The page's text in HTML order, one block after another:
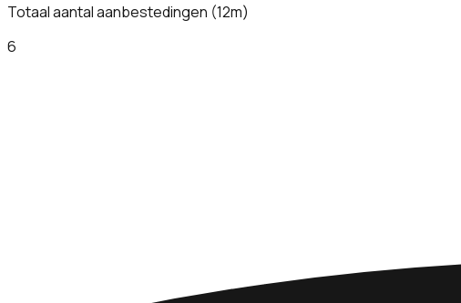
Totaal aantal aanbestedingen (12m)
6